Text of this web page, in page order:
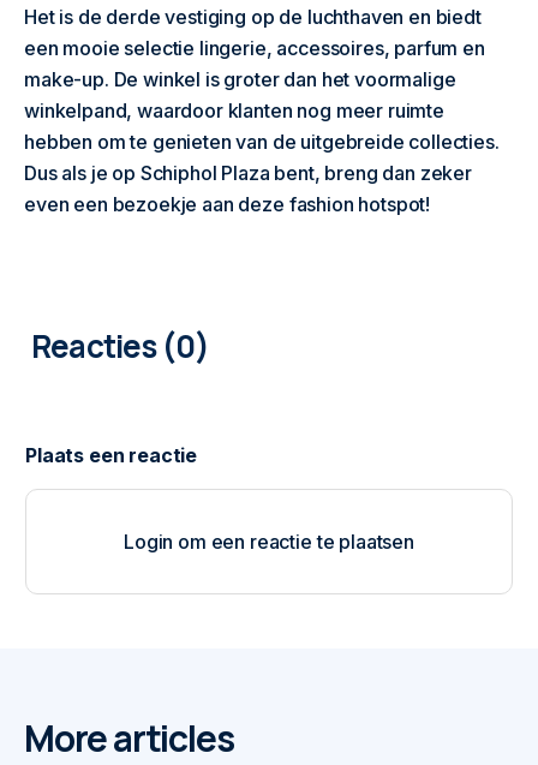
Het is de derde vestiging op de luchthaven en biedt
een mooie selectie lingerie, accessoires, parfum en
make-up. De winkel is groter dan het voormalige
winkelpand, waardoor klanten nog meer ruimte
hebben om te genieten van de uitgebreide collecties.
Dus als je op Schiphol Plaza bent, breng dan zeker
even een bezoekje aan deze fashion hotspot!
Login om een reactie te plaatsen
0
More articles